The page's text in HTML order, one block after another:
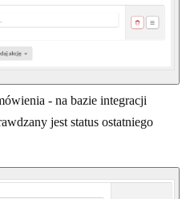
- na bazie integracji
jest status ostatniego